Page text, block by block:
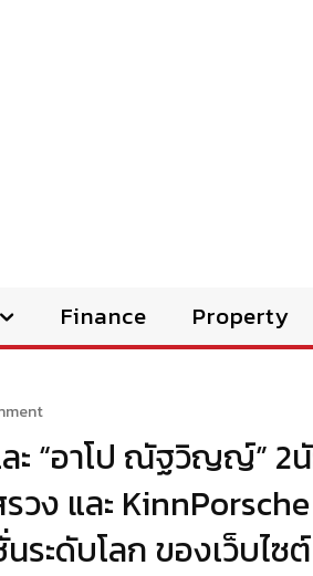
Finance Property
ะ “อาโป ณัฐวิญญ์” 2
วง และ
ะดับโลก ของเว็บไซ